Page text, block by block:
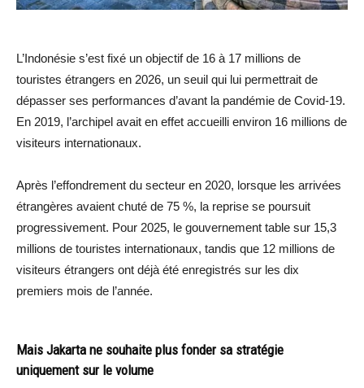
L’Indonésie s’est fixé un objectif de 16 à 17 millions de
touristes étrangers en 2026, un seuil qui lui permettrait de
dépasser ses performances d’avant la pandémie de Covid-19.
En 2019, l’archipel avait en effet accueilli environ 16 millions de
visiteurs internationaux.
Après l’effondrement du secteur en 2020, lorsque les arrivées
étrangères avaient chuté de 75 %, la reprise se poursuit
progressivement. Pour 2025, le gouvernement table sur 15,3
millions de touristes internationaux, tandis que 12 millions de
visiteurs étrangers ont déjà été enregistrés sur les dix
premiers mois de l’année.
Mais Jakarta ne souhaite plus fonder sa stratégie
uniquement sur le volume